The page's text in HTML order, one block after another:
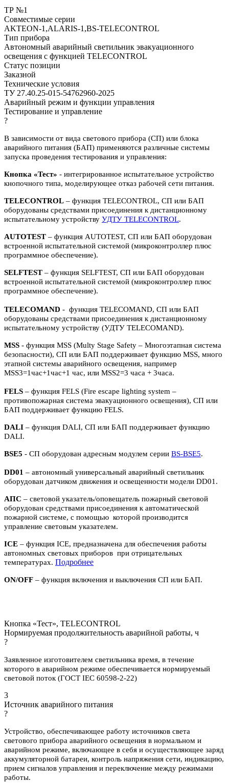
ТР №1
Совместимые серии
AKTEON-1,ALARIS-1,BS-TELECONTROL
Тип прибора
Автономный аварийный светильник эвакуационного
освещения с функцией TELECONTROL
Статус позиции
Заказной
Технические условия
ТУ 27.40.25-015-54762960-2025
Аварийный режим и функции управления
Тестирование и управление
?
В зависимости от вида светового прибора (СП) или блока
аварийного питания (БАП) применяются различные системы
запуска проведения тестирования и управления:
Кнопка «Тест» - интегрированное испытательное устройство
кнопочного типа, моделирующее отказ рабочей сети питания.
TELECONTROL – функция TELECONTROL, СП или БАП
оборудованы средствами присоединения к дистанционному
испытательному устройству УДТУ TELECONTROL.
AUTOTEST – функция AUTOTEST, СП или БАП оборудован
встроенной испытательной системой (микроконтроллер плюс
программное обеспечение).
SELFTEST – функция SELFTEST, СП или БАП оборудован
встроенной испытательной системой (микроконтроллер плюс
программное обеспечение).
TELECOMAND - функция TELECOMAND, СП или БАП
оборудованы средствами присоединения к дистанционному
испытательному устройству (УДТУ TELECOMAND).
MSS - функция MSS (Multy Stage Safety – Многоэтапная система
безопасности), СП или БАП поддерживает функцию MSS, много
этапной системы аварийного освещения, например
MSS3=1час+1час+1 час, или MSS2=3 часа + 3часа.
FELS – функция FELS (Fire escape lighting system –
противопожарная система эвакуационного освещения), СП или
БАП поддерживает функцию FELS.
DALI – функция DALI, СП или БАП поддерживает функцию
DALI.
BSE5 - СП оборудован адресным модулем серии BS-BSE5.
DD01 – автономный универсальный аварийный светильник
оборудован датчиком движения и освещенности модели DD01.
АПС – световой указатель/оповещатель пожарный световой
оборудован средствами присоединения к автоматической
пожарной системе, с помощью которой производится
управление световым указателем.
ICE – функция ICE, предназначена для обеспечения работы
автономных световых приборов при отрицательных
температурах. Подробнее
ON/OFF – функция включения и выключения СП или БАП.
Кнопка «Тест», TELECONTROL
Нормируемая продолжительность аварийной работы, ч
?
Заявленное изготовителем светильника время, в течение
которого в аварийном режиме обеспечивается нормируемый
световой поток (ГОСТ IEC 60598-2-22)
3
Источник аварийного питания
?
Устройство, обеспечивающее работу источников света
светового прибора аварийного освещения в нормальном и
аварийном режиме, включающее в себя и осуществляющее заряд
аккумуляторной батареи, контроль напряжения сети, индикацию,
прием сигналов управления и переключение между режимами
работы.